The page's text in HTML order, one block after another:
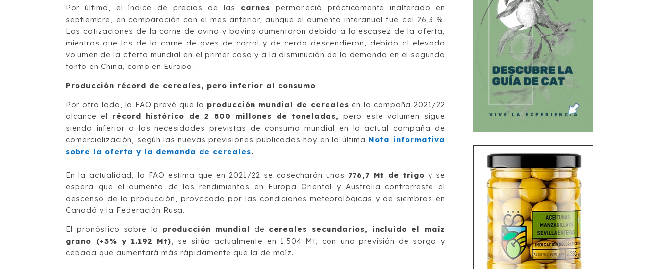
Por último, el índice de precios de las carnes permaneció prácticamente inalterado en
septiembre, en comparación con el mes anterior, aunque el aumento interanual fue del 26,3 %.
Las cotizaciones de la carne de ovino y bovino aumentaron debido a la escasez de la oferta,
mientras que las de la carne de aves de corral y de cerdo descendieron, debido al elevado
volumen de la oferta mundial en el primer caso y a la disminución de la demanda en el segundo
tanto en China, como en Europa.
Producción récord de cereales, pero inferior al consumo
Por otro lado, la FAO prevé que la producción mundial de cereales en la campaña 2021/22
alcance el récord histórico de 2 800 millones de toneladas, pero este volumen sigue
siendo inferior a las necesidades previstas de consumo mundial en la actual campaña de
comercialización, según las nuevas previsiones publicadas hoy en la última Nota informativa
sobre la oferta y la demanda de cereales.
En la actualidad, la FAO estima que en 2021/22 se cosecharán unas 776,7 Mt de trigo y se
espera que el aumento de los rendimientos en Europa Oriental y Australia contrarreste el
descenso de la producción, provocado por las condiciones meteorológicas y de siembras en
Canadá y la Federación Rusa.
El pronóstico sobre la producción mundial de cereales secundarios, incluido el maíz
grano (+3% y 1.192 Mt) , se sitúa actualmente en 1.504 Mt, con una previsión de sorgo y
cebada que aumentará más rápidamente que la de maíz.